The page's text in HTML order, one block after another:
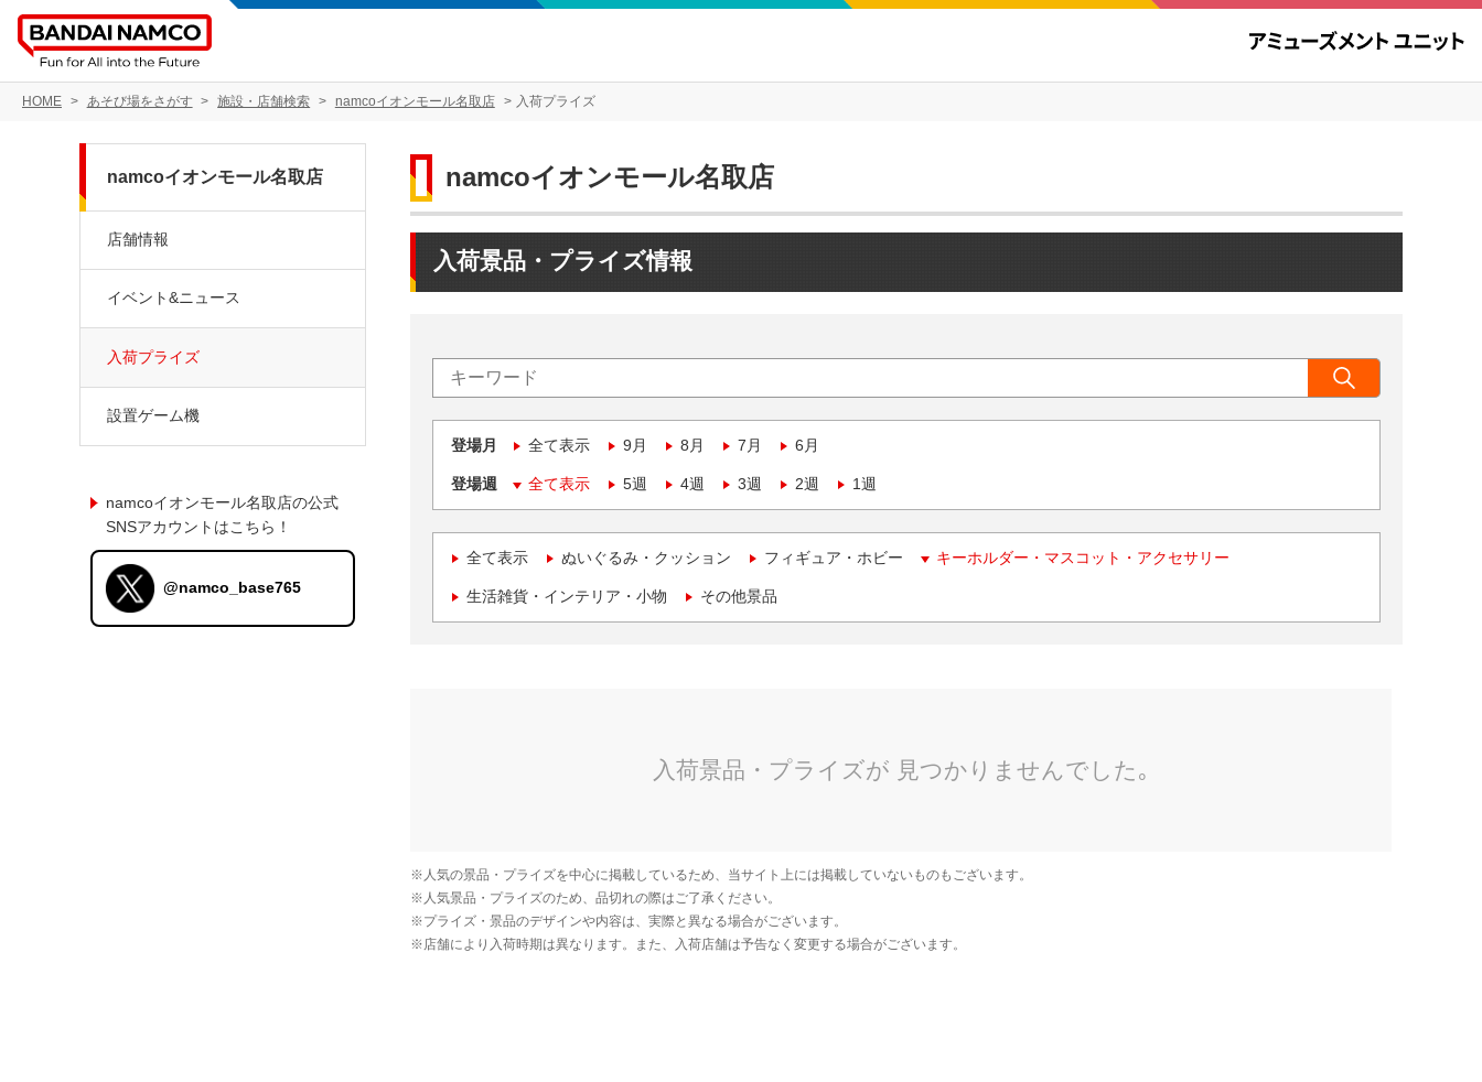
HOME あそび場をさがす 施設・店舗検索 namcoイオンモール名取店 入荷プライズ
namcoイオンモール名取店
入荷景品・プライズ情報
登場月 全て表示 9月 8月 7月 6月
登場週 全て表示 5週 4週 3週 2週 1週
全て表示 ぬいぐるみ・クッション フィギュア・ホビー キーホルダー・マスコット・アクセサリー
生活雑貨・インテリア・小物 その他景品
namcoイオンモール名取店
店舗情報
イベント&ニュース
入荷プライズ
設置ゲーム機
namcoイオンモール名取店の公式
SNSアカウントはこちら！
@namco_base765